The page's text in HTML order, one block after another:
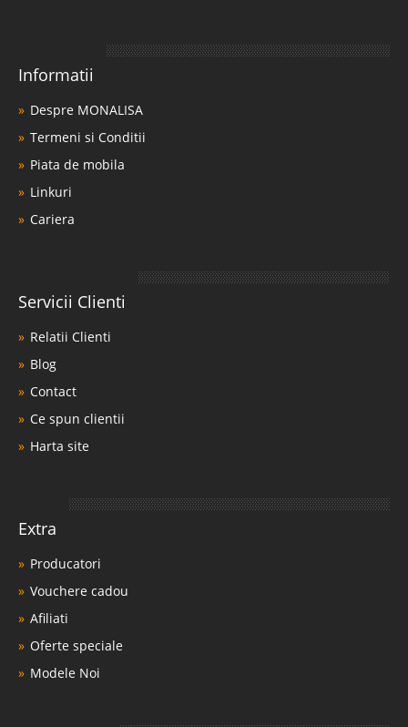
Informatii
Despre MONALISA
Termeni si Conditii
Piata de mobila
Linkuri
Cariera
Servicii Clienti
Relatii Clienti
Blog
Contact
Ce spun clientii
Harta site
Extra
Producatori
Vouchere cadou
Afiliati
Oferte speciale
Modele Noi